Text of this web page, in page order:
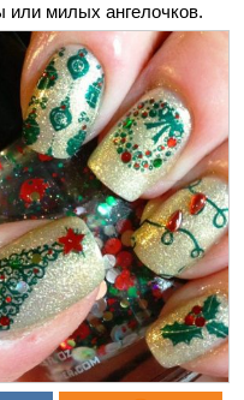
или милых ангелочков.